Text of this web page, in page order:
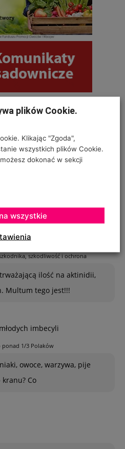
szkodliwość i ochrona
ilość na aktinidii,
Multum tego jest!!!
imbecyli
ponad 1/3 Polaków
owoce, warzywa, pije
Co
plików Cookie.
Klikając "Zgoda",
wszystkich plików Cookie.
dokonać w sekcji
wszystkie